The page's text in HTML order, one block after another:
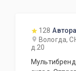
128
Вологда,
д.20